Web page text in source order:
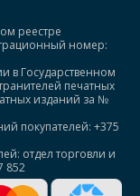
реестре
номер:
в Государственном
печатных
изданий за №
покупателей: +375
отдел торговли и
852